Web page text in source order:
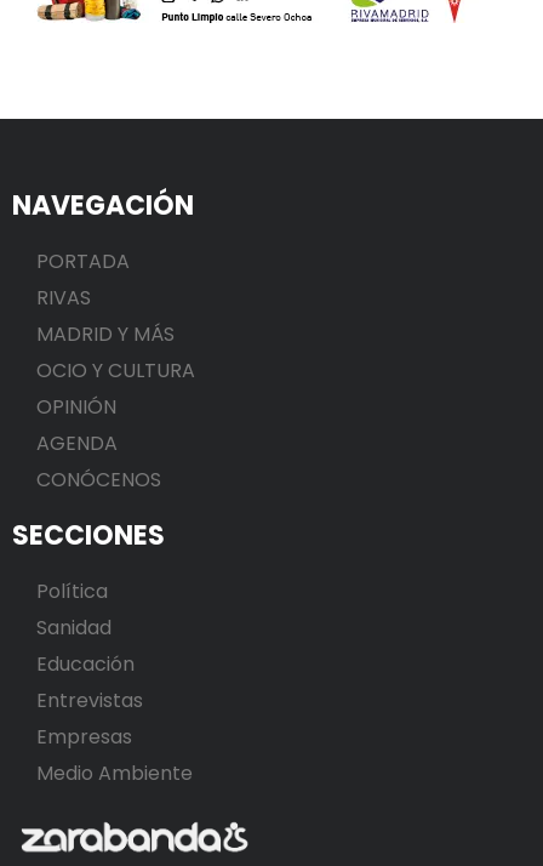
NAVEGACIÓN
PORTADA
RIVAS
MADRID Y MÁS
OCIO Y CULTURA
OPINIÓN
AGENDA
CONÓCENOS
SECCIONES
Política
Sanidad
Educación
Entrevistas
Empresas
Medio Ambiente